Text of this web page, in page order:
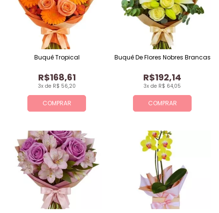
COMPRAR
3x de R$ 56,20
R$168,61
Buquê Tropical
COMPRAR
3x de R$ 64,05
R$192,14
Buquê De Flores Nobres Brancas